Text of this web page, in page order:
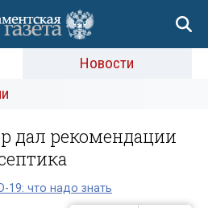
Новости
дал рекомендации
19: что надо знать